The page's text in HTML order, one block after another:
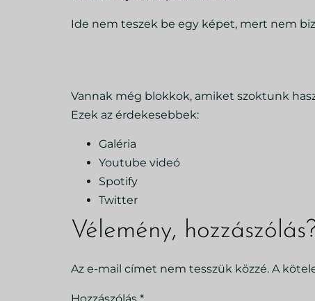
Ide nem teszek be egy képet, mert nem
Vannak még blokkok, amiket szoktunk
Ezek az érdekesebbek:
Galéria
Youtube videó
Spotify
Twitter
Vélemény,
Az e-mail címet nem tesszük közzé. A